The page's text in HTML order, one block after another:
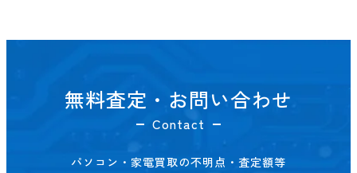
無料査定・お問い合わせ
Contact
パソコン・家電買取の不明点・査定額等